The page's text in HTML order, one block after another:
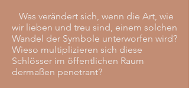
Was verändert sich, wenn die Art, wie
wir lieben und treu sind, einem solchen
Wandel der Symbole unterworfen wird?
Wieso multiplizieren sich diese
Schlösser im öffentlichen Raum
dermaßen penetrant?